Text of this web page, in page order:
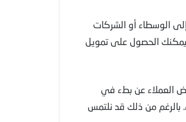
الوسطاء أو الشركات
يمكنك الحصول على تمويل
العملاء عن بطء في
بالرغم من ذلك قد نلتمس